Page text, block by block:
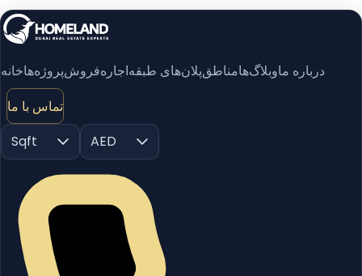
خانهپروژه‌هافروشاجارهپلان‌های طبقهمناطقوبلاگ‌هادرباره ما
تماس با ما
Sqft
AED